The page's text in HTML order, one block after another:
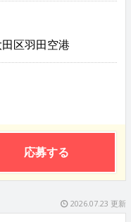
区羽田空港
応募する
2026.07.23 更新